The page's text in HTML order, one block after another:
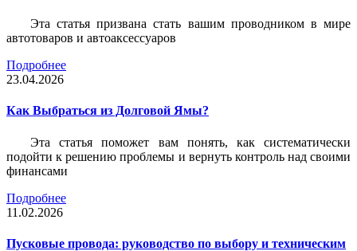
Эта статья призвана стать вашим проводником в мире
автотоваров и автоаксессуаров
Подробнее
23.04.2026
Как Выбраться из Долговой Ямы?
Эта статья поможет вам понять, как систематически
подойти к решению проблемы и вернуть контроль над своими
финансами
Подробнее
11.02.2026
Пусковые провода: руководство по выбору и техническим